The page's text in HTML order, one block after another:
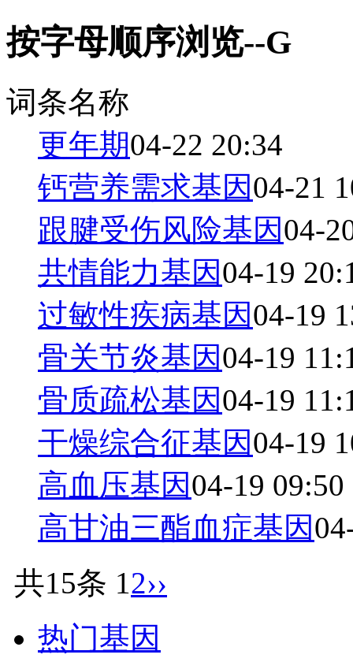
按字母顺序浏览--G
词条名称
更年期04-22 20:34
钙营养需求基因04-21
跟腱受伤风险基因04-
共情能力基因04-19
过敏性疾病基因04-19
骨关节炎基因04-19
骨质疏松基因04-19
干燥综合征基因04-19
高血压基因04-19 09:50
高甘油三酯血症基因
共15条 12››
热门基因